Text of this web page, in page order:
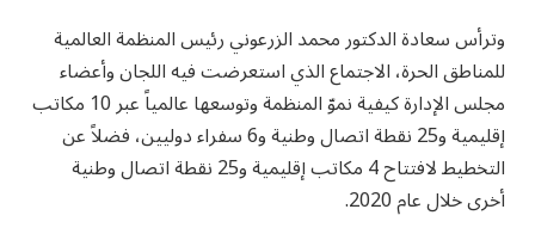
وترأس سعادة الدكتور محمد الزرعوني رئيس المنظمة العالمية
للمناطق الحرة، الاجتماع الذي استعرضت فيه اللجان وأعضاء
مجلس الإدارة كيفية نموّ المنظمة وتوسعها عالمياً عبر 10 مكاتب
إقليمية و25 نقطة اتصال وطنية و6 سفراء دوليين، فضلاً عن
التخطيط لافتتاح 4 مكاتب إقليمية و25 نقطة اتصال وطنية
أخرى خلال عام 2020.